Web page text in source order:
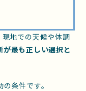
現地での天候や体調
最も正しい選択と
条件です。